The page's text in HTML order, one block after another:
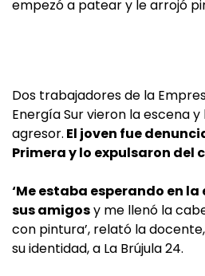
empezó a patear y le arrojó
Dos trabajadores de la
Energía Sur vieron la escena
agresor. El joven fue
Primera y lo expulsaron del
‘Me estaba esperando en
sus amigosy me llenó la
con pintura’, relató la
su identidad, a La Brújula 24.